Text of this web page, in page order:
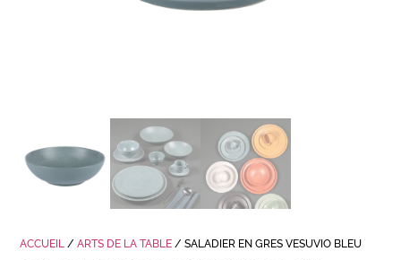
ACCUEIL /ARTS DE LA TABLE / SALADIER EN GRES VESUVIO BLEU